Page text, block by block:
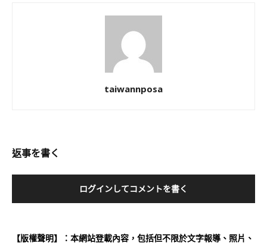
taiwannposa
返事を書く
ログインしてコメントを書く
【版權聲明】：本網站登載內容，包括但不限於文字報導、照片、